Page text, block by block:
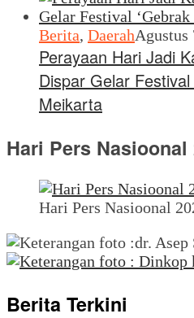
Berita, DaerahAgustus
Perayaan Hari Jadi
Dispar Gelar Festival
Meikarta
Hari Pers Nasioonal
Hari Pers Nasioonal
Berita Terkini